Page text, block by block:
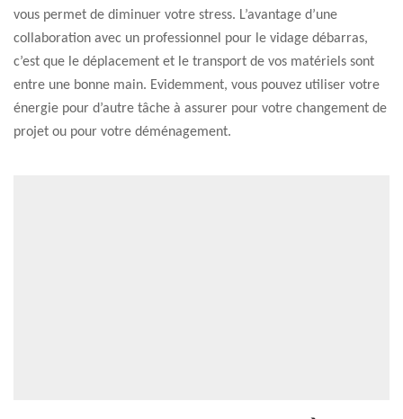
vous permet de diminuer votre stress. L’avantage d’une
collaboration avec un professionnel pour le vidage débarras,
c’est que le déplacement et le transport de vos matériels sont
entre une bonne main. Evidemment, vous pouvez utiliser votre
énergie pour d’autre tâche à assurer pour votre changement de
projet ou pour votre déménagement.